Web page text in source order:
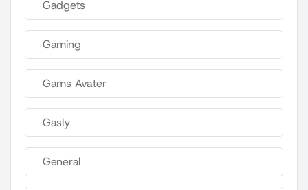
Gadgets
Gaming
Gams Avater
Gasly
General